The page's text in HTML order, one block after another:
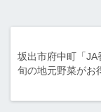
坂出市府中町「JA
旬の地元野菜がお